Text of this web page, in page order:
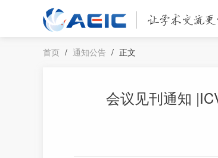
首页 / 通知公告 / 正文
会议见刊通知